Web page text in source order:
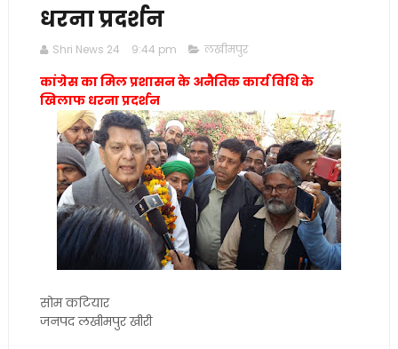
धरना प्रदर्शन
Shri News 24 9:44 pm लखीमपुर
कांग्रेस का मिल प्रशासन के अनैतिक कार्य विधि के
खिलाफ धरना प्रदर्शन
सोम कटियार
जनपद लखीमपुर खीरी